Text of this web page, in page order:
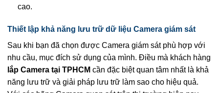
cao.
Thiết lập khả năng lưu trữ dữ liệu Camera giám sát
Sau khi bạn đã chọn được Camera giám sát phù hợp với
nhu cầu, mục đích sử dụng của mình. Điều mà khách hàng
lắp Camera tại TPHCM cần đặc biệt quan tâm nhất là khả
năng lưu trữ và giải pháp lưu trữ làm sao cho hiệu quả.